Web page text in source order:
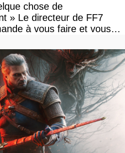
chose de
» Le directeur de FF7
à vous faire et vous